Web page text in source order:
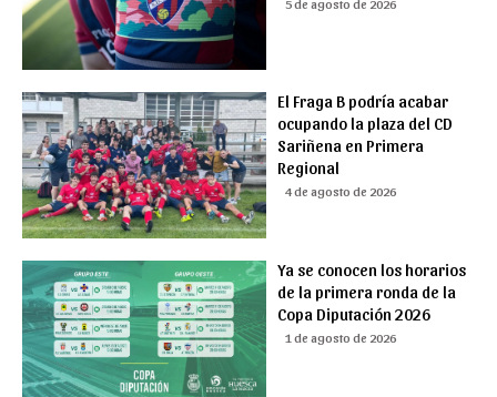
El Fraga B podría acabar
ocupando la plaza del CD
Sariñena en Primera
Regional
4 de agosto de 2026
Ya se conocen los horarios
de la primera ronda de la
Copa Diputación 2026
1 de agosto de 2026